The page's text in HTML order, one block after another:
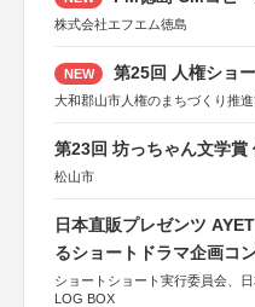
株式会社エフエム徳島
NEW 第25回 人権ショ
大和郡山市人権のまちづくり推
第23回 坊っちゃん文学賞
松山市
日本直販プレゼンツ
るショートドラマ企画コ
ショートショート実行委員会、
LOG BOX